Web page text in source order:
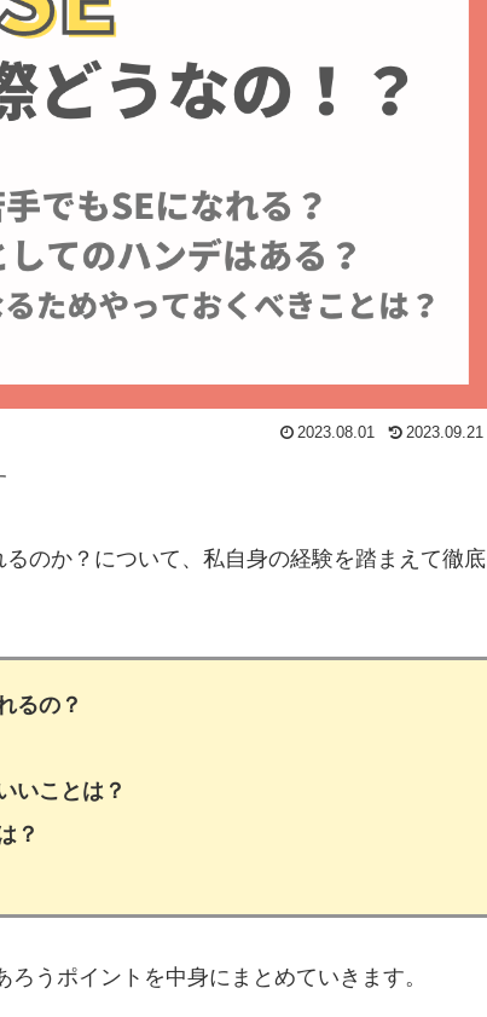
2023.08.01 2023.09.21
のか？について、私自身の経験を踏まえて徹底
るの？
いことは？
？
うポイントを中身にまとめていきます。